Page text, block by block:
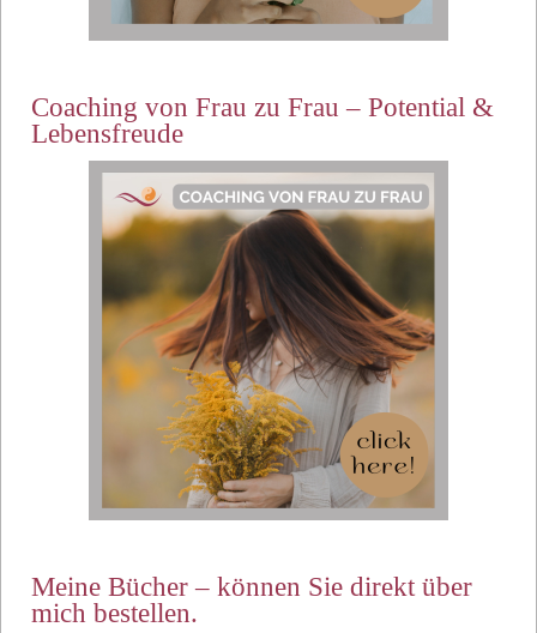
Coaching von Frau zu Frau – Potential &
Lebensfreude
Meine Bücher – können Sie direkt über
mich bestellen.